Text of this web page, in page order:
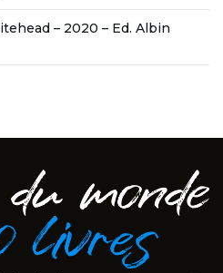
– 2020 – Ed. Albin